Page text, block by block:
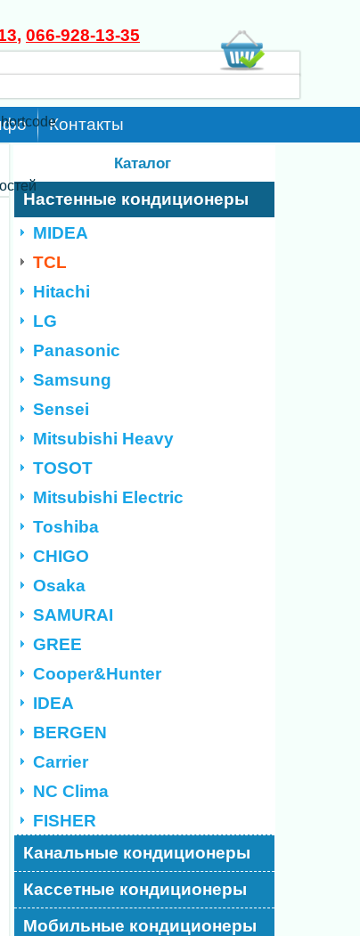
, 066-928-13-35
Контакты
Каталог
Настенные кондиционеры
MIDEA
TCL
Hitachi
LG
Panasonic
Samsung
Sensei
Mitsubishi Heavy
TOSOT
Mitsubishi Electric
Toshiba
CHIGO
Osaka
SAMURAI
GREE
Cooper&Hunter
IDEA
BERGEN
Carrier
NC Clima
FISHER
Канальные кондиционеры
Кассетные кондиционеры
Мобильные кондиционеры